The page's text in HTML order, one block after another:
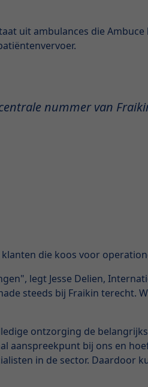
uit ambulances die
nummer van
die koos voor
legt Jesse Delien,
steeds bij Fraikin terecht.
ontzorging de
aanspreekpunt bij ons en
in de sector. Daardoor